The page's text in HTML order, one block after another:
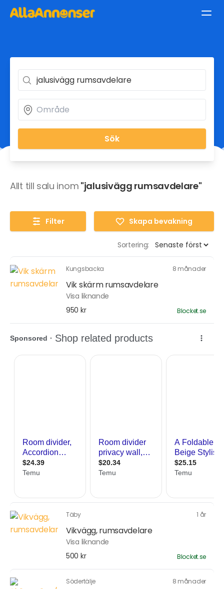
Sök
Allt till salu inom "jalusivägg rumsavdelare"
Filter Skapa bevakning
Sortering:
Kungsbacka 8 månader
Vik skärm rumsavdelare
Visa liknande
950 kr
Blocket.se
Täby 1 år
Vikvägg, rumsavdelare
Visa liknande
500 kr
Blocket.se
Södertälje 8 månader